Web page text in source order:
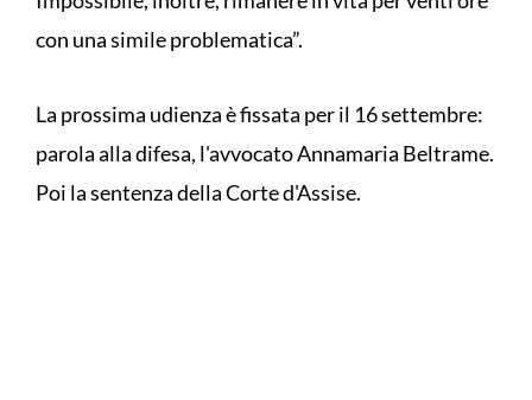
con una simile problematica”.
La prossima udienza è fissata per il 16 settembre:
parola alla difesa, l'avvocato Annamaria Beltrame.
Poi la sentenza della Corte d'Assise.